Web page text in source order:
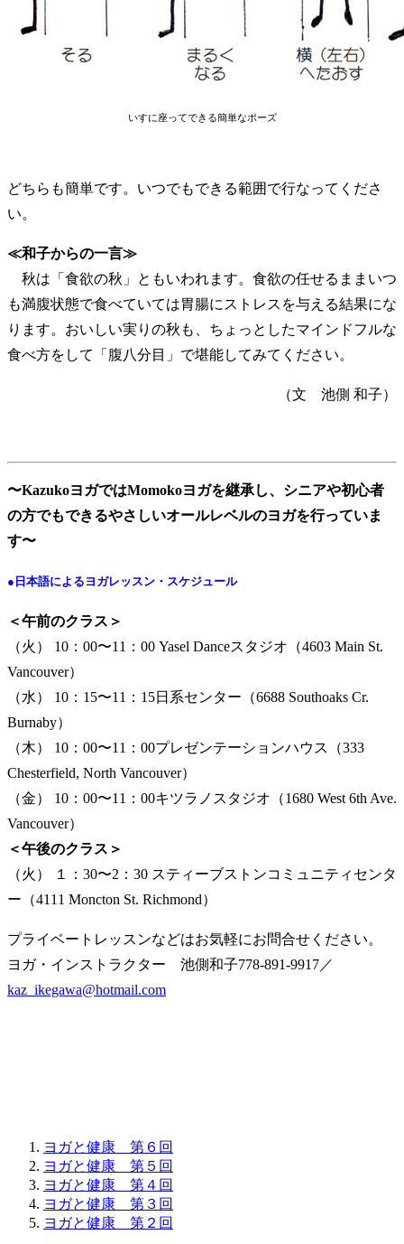
いすに座ってできる簡単なポーズ
どちらも簡単です。いつでもできる範囲で行なってくださ
い。
≪和子からの一言≫
秋は「食欲の秋」ともいわれます。食欲の任せるままいつ
も満腹状態で食べていては胃腸にストレスを与える結果にな
ります。おいしい実りの秋も、ちょっとしたマインドフルな
食べ方をして「腹八分目」で堪能してみてください。
（文 池側 和子）
〜KazukoヨガではMomokoヨガを継承し、シニアや初心者
の方でもできるやさしいオールレベルのヨガを行っていま
す〜
●日本語によるヨガレッスン・スケジュール
＜午前のクラス＞
（火） 10：00〜11：00 Yasel Danceスタジオ（4603 Main St.
Vancouver）
（水） 10：15〜11：15日系センター（6688 Southoaks Cr.
Burnaby）
（木） 10：00〜11：00プレゼンテーションハウス（333
Chesterfield, North Vancouver）
（金） 10：00〜11：00キツラノスタジオ（1680 West 6th Ave.
Vancouver）
＜午後のクラス＞
（火） １：30〜2：30 スティーブストンコミュニティセンタ
ー（4111 Moncton St. Richmond）
プライベートレッスンなどはお気軽にお問合せください。
ヨガ・インストラクター 池側和子778-891-9917／
kaz_ikegawa@hotmail.com
ヨガと健康 第６回
ヨガと健康 第５回
ヨガと健康 第４回
ヨガと健康 第３回
ヨガと健康 第２回